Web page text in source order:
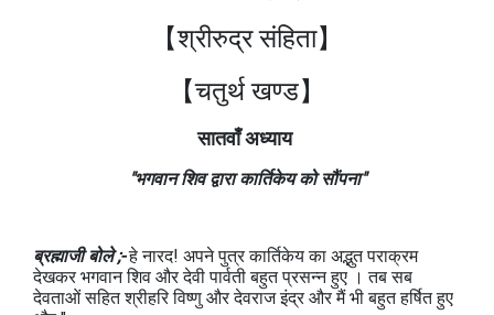
【श्रीरुद्र संहिता】
【चतुर्थ खण्ड】
सातवाँ अध्याय
"भगवान शिव द्वारा कार्तिकेय को सौंपना"
ब्रह्माजी बोले ;-हे नारद! अपने पुत्र कार्तिकेय का अद्भुत पराक्रम
देखकर भगवान शिव और देवी पार्वती बहुत प्रसन्न हुए । तब सब
देवताओं सहित श्रीहरि विष्णु और देवराज इंद्र और मैं भी बहुत हर्षित हुए